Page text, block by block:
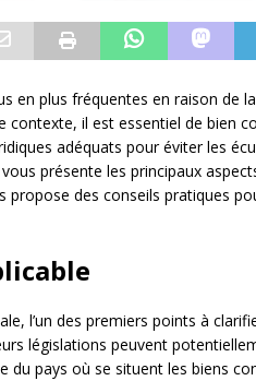
en plus fréquentes en raison de
il est essentiel de bien
adéquats pour éviter les
présente les principaux
propose des conseils pratiques
l’un des premiers points à
législations peuvent
pays où se situent les biens